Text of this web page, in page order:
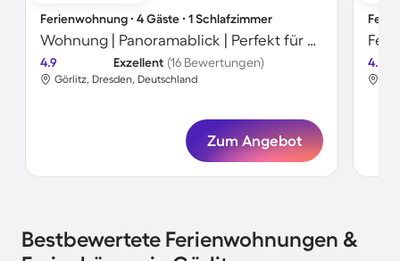
Ferienwohnung ∙ 4 Gäste ∙ 1 Schlafzimmer
Wohnung | Panoramablick | Perfekt für die Arbeit von Zuhause
4.9 Exzellent (16 Bewertungen)
Görlitz, Dresden, Deutschland
Zum Angebot
4.5
Bestbewertete Ferienwohnungen &